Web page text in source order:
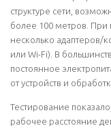
структуре сети,
более 100 метров. При
несколько адаптеров/
или Wi-Fi). В
постоянное
от устройств и
Тестирование
рабочее расстояние